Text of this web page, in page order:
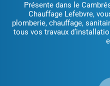
Présente dans le
Chauffage Lefebvre,
plomberie, chauffage,
tous vos travaux